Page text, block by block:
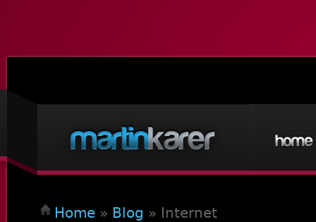
Home » Blog » Internet